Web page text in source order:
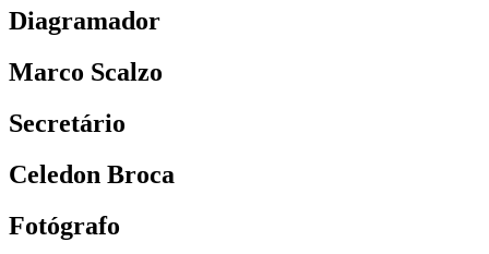
Diagramador
Marco Scalzo
Secretário
Celedon Broca
Fotógrafo